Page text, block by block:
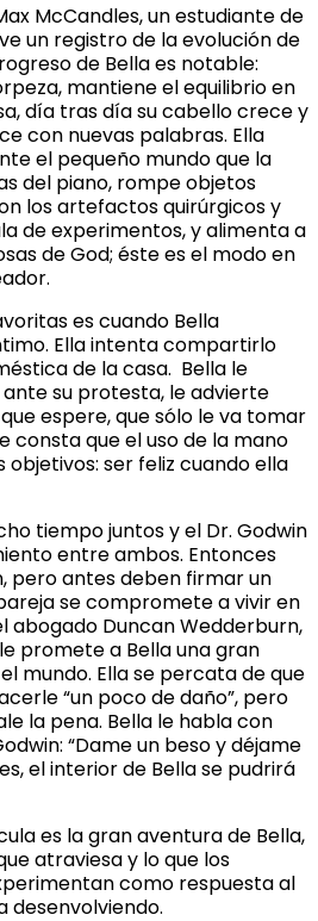
McCandles, un estudiante de
un registro de la evolución de
de Bella es notable:
mantiene el equilibrio en
día tras día su cabello crece y
con nuevas palabras. Ella
el pequeño mundo que la
del piano, rompe objetos
los artefactos quirúrgicos y
de experimentos, y alimenta a
de God; éste es el modo en
es cuando Bella
Ella intenta compartirlo
de la casa. Bella le
su protesta, le advierte
espere, que sólo le va tomar
consta que el uso de la mano
ser feliz cuando ella
tiempo juntos y el Dr. Godwin
entre ambos. Entonces
pero antes deben firmar un
se compromete a vivir en
abogado Duncan Wedderburn,
promete a Bella una gran
mundo. Ella se percata de que
“un poco de daño”, pero
la pena. Bella le habla con
“Dame un beso y déjame
el interior de Bella se pudrirá
es la gran aventura de Bella,
atraviesa y lo que los
como respuesta al
desenvolviendo.